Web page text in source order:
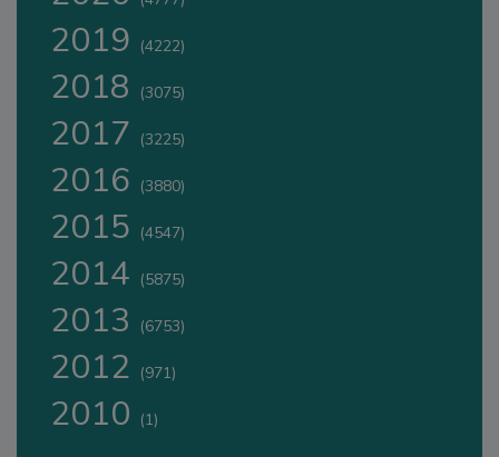
2019 (4222)
2018 (3075)
2017 (3225)
2016 (3880)
2015 (4547)
2014 (5875)
2013 (6753)
2012 (971)
2010 (1)